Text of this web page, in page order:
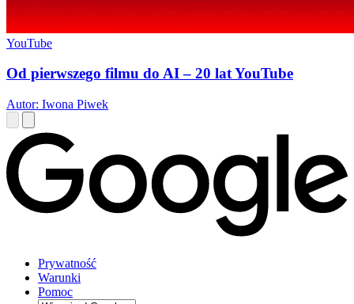
YouTube
Od pierwszego filmu do AI – 20 lat YouTube
Autor: Iwona Piwek
Prywatność
Warunki
Pomoc